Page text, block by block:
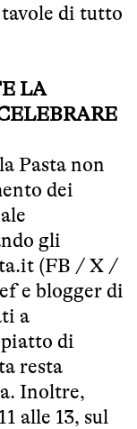
di tutto
LA
Pasta non
dei
gli
(FB / X /
e blogger di
a
di
resta
Inoltre,
alle 13, sul